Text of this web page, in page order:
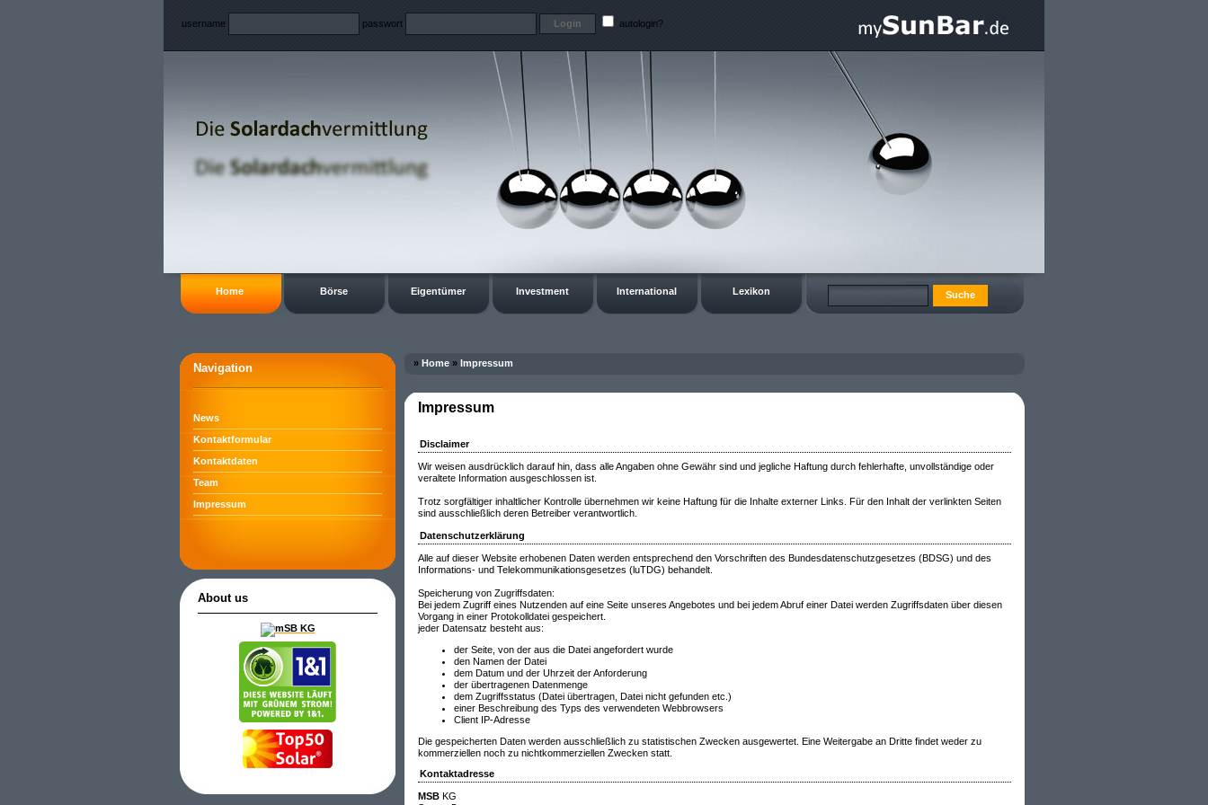
username passwort autologin?
Home Börse Eigentümer Investment International Lexikon
Navigation
News
Kontaktformular
Kontaktdaten
Team
Impressum
About us
» Home » Impressum
Impressum
Disclaimer
Wir weisen ausdrücklich darauf hin, dass alle Angaben ohne Gewähr sind und jegliche Haftung durch fehlerhafte, unvollständige oder
veraltete Information ausgeschlossen ist.
Trotz sorgfältiger inhaltlicher Kontrolle übernehmen wir keine Haftung für die Inhalte externer Links. Für den Inhalt der verlinkten Seiten
sind ausschließlich deren Betreiber verantwortlich.
Datenschutzerklärung
Alle auf dieser Website erhobenen Daten werden entsprechend den Vorschriften des Bundesdatenschutzgesetzes (BDSG) und des
Informations- und Telekommunikationsgesetzes (luTDG) behandelt.
Speicherung von Zugriffsdaten:
Bei jedem Zugriff eines Nutzenden auf eine Seite unseres Angebotes und bei jedem Abruf einer Datei werden Zugriffsdaten über diesen
Vorgang in einer Protokolldatei gespeichert.
jeder Datensatz besteht aus:
der Seite, von der aus die Datei angefordert wurde
den Namen der Datei
dem Datum und der Uhrzeit der Anforderung
der übertragenen Datenmenge
dem Zugriffsstatus (Datei übertragen, Datei nicht gefunden etc.)
einer Beschreibung des Typs des verwendeten Webbrowsers
Client IP-Adresse
Die gespeicherten Daten werden ausschließlich zu statistischen Zwecken ausgewertet. Eine Weitergabe an Dritte findet weder zu
kommerziellen noch zu nichtkommerziellen Zwecken statt.
Kontaktadresse
MSB KG